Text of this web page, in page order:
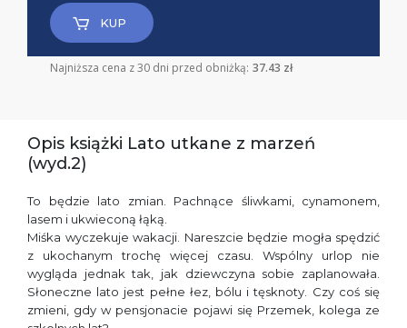
KUP
Najniższa cena z 30 dni przed obniżką: 37.43 zł
Opis książki Lato utkane z marzeń
(wyd.2)
To będzie lato zmian. Pachnące śliwkami, cynamonem,
lasem i ukwieconą łąką.
Miśka wyczekuje wakacji. Nareszcie będzie mogła spędzić
z ukochanym trochę więcej czasu. Wspólny urlop nie
wygląda jednak tak, jak dziewczyna sobie zaplanowała.
Słoneczne lato jest pełne łez, bólu i tęsknoty. Czy coś się
zmieni, gdy w pensjonacie pojawi się Przemek, kolega ze